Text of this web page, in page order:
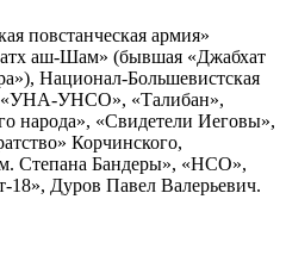
повстанческая армия»
аш-Шам» (бывшая «Джабхат
Национал-Большевистская
«УНА-УНСО», «Талибан»,
народа», «Свидетели Иеговы»,
Корчинского,
Степана Бандеры», «НСО»,
18», Дуров Павел Валерьевич.